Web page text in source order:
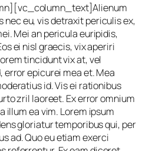
nec eu, vis detraxit periculis ex,
Mei an pericula euripidis,
ei nisl graecis, vix aperiri
tincidunt vix at, vel
error epicurei mea et. Mea
id. Vis ei rationibus
zril laoreet. Ex error omnium
illum ea vim. Lorem ipsum
gloriatur temporibus qui, per
ad. Quo eu etiam exerci